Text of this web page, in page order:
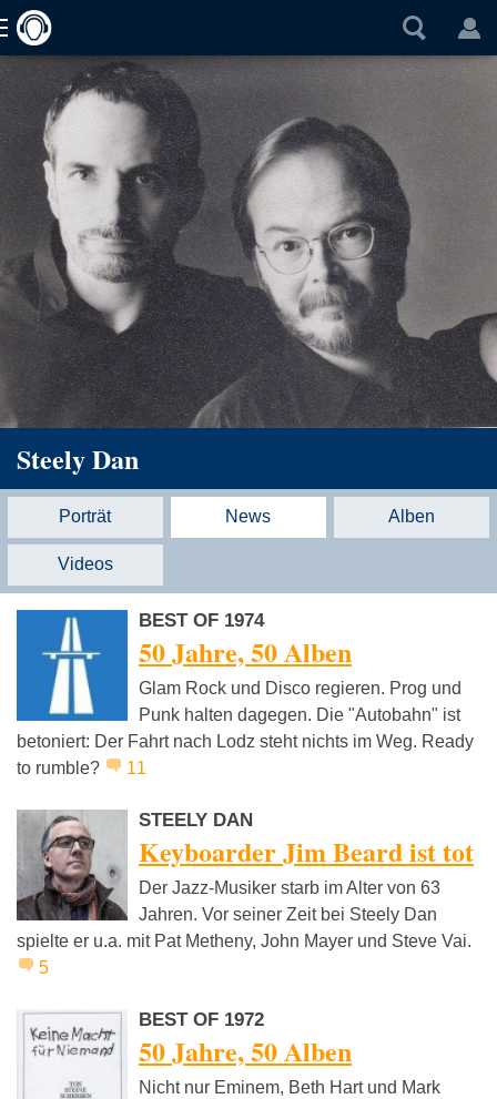
Steely Dan
Porträt News Alben
Videos
BEST OF 1974
50 Jahre, 50 Alben
Glam Rock und Disco regieren. Prog und
Punk halten dagegen. Die "Autobahn" ist
betoniert: Der Fahrt nach Lodz steht nichts im Weg. Ready
to rumble?
11
STEELY DAN
Keyboarder Jim Beard ist tot
Der Jazz-Musiker starb im Alter von 63
Jahren. Vor seiner Zeit bei Steely Dan
spielte er u.a. mit Pat Metheny, John Mayer und Steve Vai.
5
BEST OF 1972
50 Jahre, 50 Alben
Nicht nur Eminem, Beth Hart und Mark